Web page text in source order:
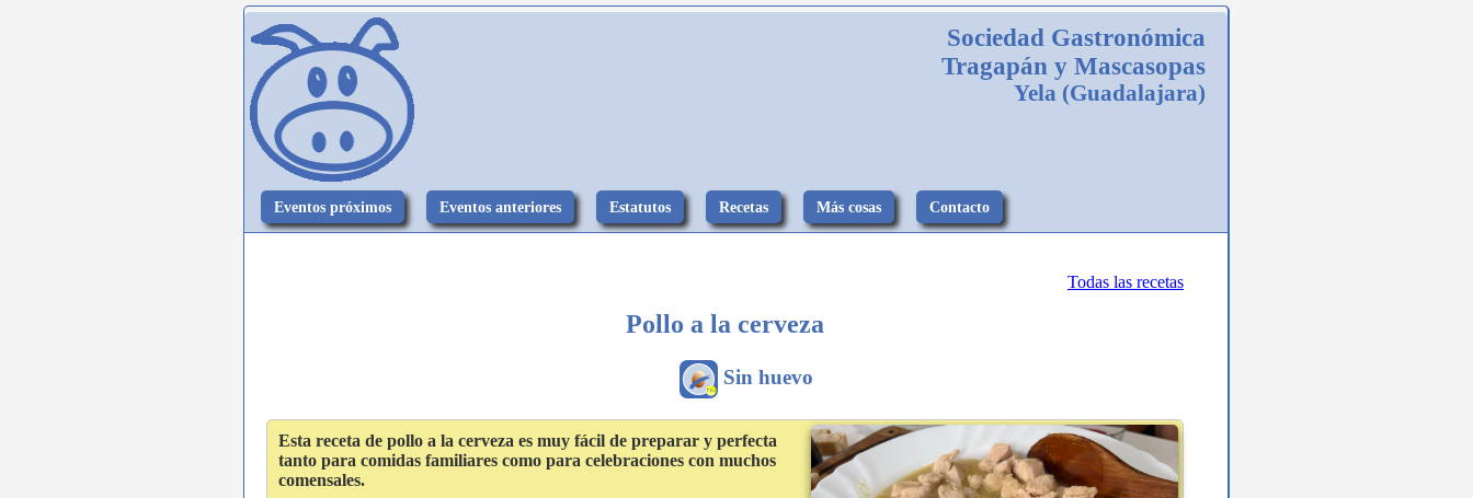
Sociedad Gastronómica
Tragapán y Mascasopas
Yela (Guadalajara)
Eventos próximos Eventos anteriores Estatutos Recetas Más cosas Contacto
Todas las recetas
Pollo a la cerveza
Sin huevo
Esta receta de pollo a la cerveza es muy fácil de preparar y perfecta
tanto para comidas familiares como para celebraciones con muchos
comensales.